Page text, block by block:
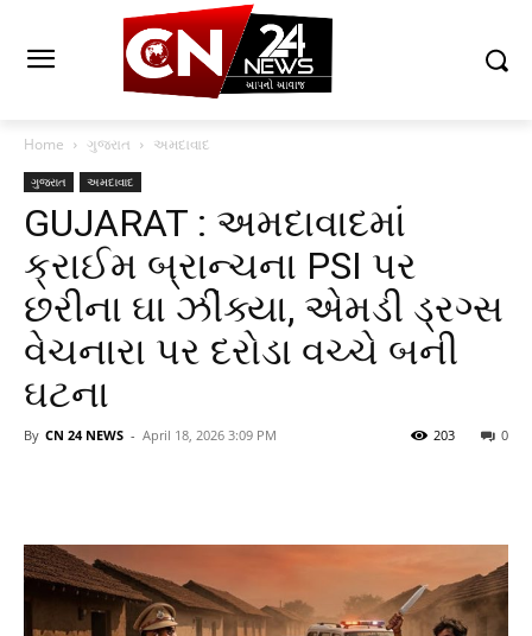
Home ગુજરાત અમદાવાદ
ગુજરાત અમદાવાદ
GUJARAT : અમદાવાદમાં
ક્રાઈમ બ્રાન્ચના PSI પર
છરીના ઘા ઝીંક્યા, એમડી ડ્રગ્સ
વેચનારા પર દરોડા વચ્ચે બની
ઘટના
By CN 24 NEWS - April 18, 2026 3:09 PM 0
203